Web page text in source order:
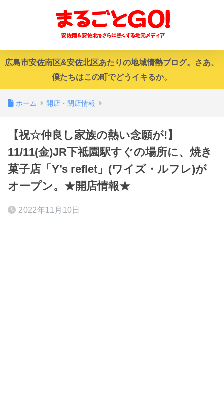
広島市安佐南区&安佐北区あたりの地域情熱ブログ。さあ、
僕たちはこの町でどうイキるか。
ホーム 開店・閉店情報
【祝☆仲良し家族の熱い念願が!】
11/11(金)JR下祗園駅すぐの場所に、焼き
菓子店「Y’s reflet」(ワイズ・ルフレ)が
オープン。★開店情報★
2022年11月10日